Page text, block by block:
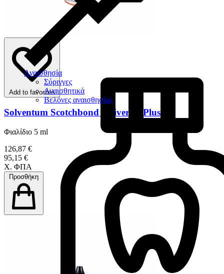
Αναισθησία
Σύριγγες
Αναισθητικά
Βελόνες αναισθησίας
Add to favorites
Solventum Scotchbond Universal Plus
Φιαλίδιο 5 ml
126,87 €
95,15 €
Χ. ΦΠΑ
Προσθήκη